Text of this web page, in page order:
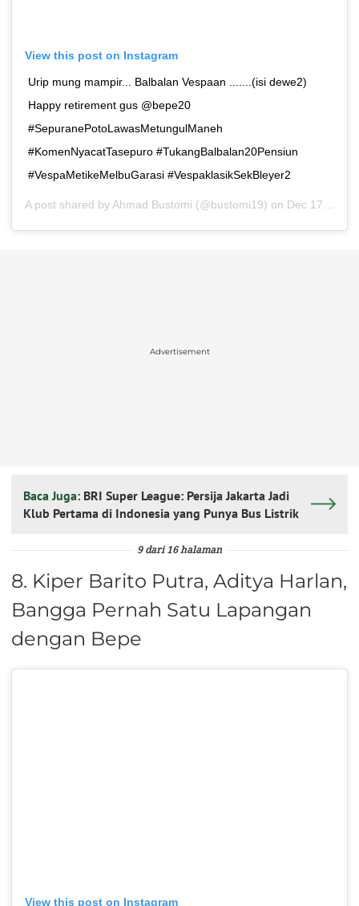
View this post on Instagram
Urip mung mampir... Balbalan Vespaan .......(isi dewe2)
Happy retirement gus @bepe20
#SepuranePotoLawasMetungulManeh
#KomenNyacatTasepuro #TukangBalbalan20Pensiun
#VespaMetikeMelbuGarasi #VespaklasikSekBleyer2
A post shared by Ahmad Bustomi (@bustomi19) on Dec 17, 2019 at 7:13am PST
Advertisement
Baca Juga: BRI Super League: Persija Jakarta Jadi
Klub Pertama di Indonesia yang Punya Bus Listrik
9 dari 16 halaman
8. Kiper Barito Putra, Aditya Harlan,
Bangga Pernah Satu Lapangan
dengan Bepe
View this post on Instagram